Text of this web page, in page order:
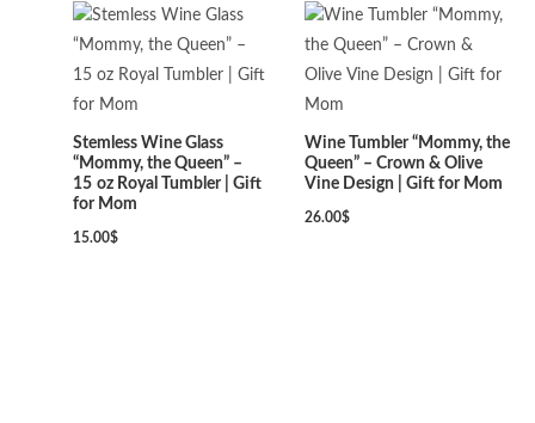
Stemless Wine Glass
“Mommy, the Queen” –
15 oz Royal Tumbler | Gift
for Mom
15.00$
Wine Tumbler “Mommy, the
Queen” – Crown & Olive
Vine Design | Gift for Mom
26.00$